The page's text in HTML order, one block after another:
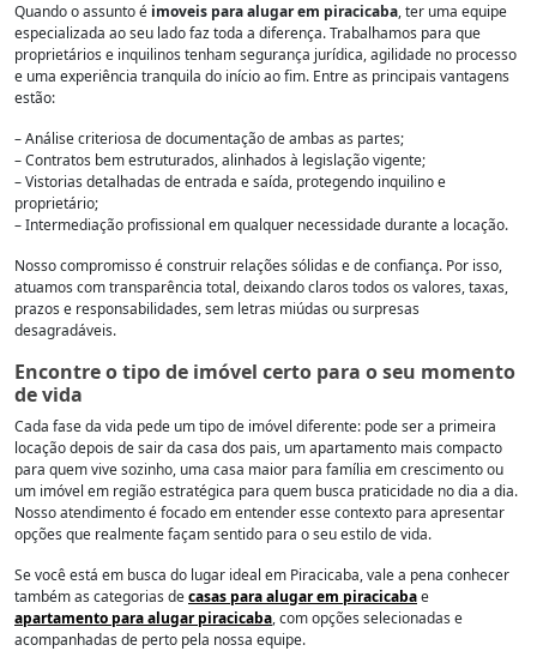
Quando o assunto é imoveis para alugar em piracicaba, ter uma equipe
especializada ao seu lado faz toda a diferença. Trabalhamos para que
proprietários e inquilinos tenham segurança jurídica, agilidade no processo
e uma experiência tranquila do início ao fim. Entre as principais vantagens
estão:
– Análise criteriosa de documentação de ambas as partes;
– Contratos bem estruturados, alinhados à legislação vigente;
– Vistorias detalhadas de entrada e saída, protegendo inquilino e
proprietário;
– Intermediação profissional em qualquer necessidade durante a locação.
Nosso compromisso é construir relações sólidas e de confiança. Por isso,
atuamos com transparência total, deixando claros todos os valores, taxas,
prazos e responsabilidades, sem letras miúdas ou surpresas
desagradáveis.
Encontre o tipo de imóvel certo para o seu momento
de vida
Cada fase da vida pede um tipo de imóvel diferente: pode ser a primeira
locação depois de sair da casa dos pais, um apartamento mais compacto
para quem vive sozinho, uma casa maior para família em crescimento ou
um imóvel em região estratégica para quem busca praticidade no dia a dia.
Nosso atendimento é focado em entender esse contexto para apresentar
opções que realmente façam sentido para o seu estilo de vida.
Se você está em busca do lugar ideal em Piracicaba, vale a pena conhecer
também as categorias decasas para alugar em piracicabae
apartamento para alugar piracicaba, com opções selecionadas e
acompanhadas de perto pela nossa equipe.